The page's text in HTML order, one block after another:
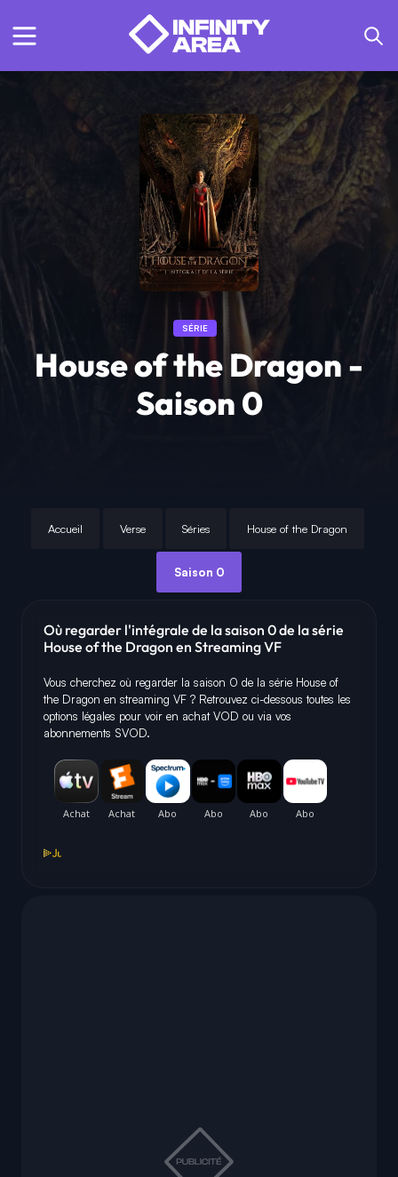
SÉRIE
House of the Dragon -
Saison 0
Accueil Verse Séries House of the Dragon
Saison 0
Où regarder l'intégrale de la saison 0 de la série
House of the Dragon en Streaming VF
Vous cherchez où regarder la saison 0 de la série House of
the Dragon en streaming VF ? Retrouvez ci-dessous toutes les
options légales pour voir en achat VOD ou via vos
abonnements SVOD.